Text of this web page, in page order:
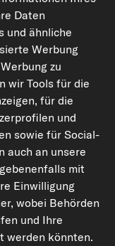
carpardoo.fr
der Daten und
und/oder die
verboten. Jegliche
des Urheberrechts
Daten
und ähnliche
Werbung
zu
wir Tools für die
für die
und
sowie für Social-
auch an unsere
mit
Einwilligung
wobei Behörden
und Ihre
werden könnten.